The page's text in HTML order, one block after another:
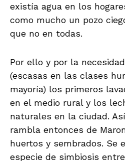
existía agua en los
como mucho un pozo
que no en todas.
Por ello y por la
(escasas en las clases
mayoría) los primeros
en el medio rural y los
naturales en la ciudad.
rambla entonces de
huertos y sembrados. Se
especie de simbiosis